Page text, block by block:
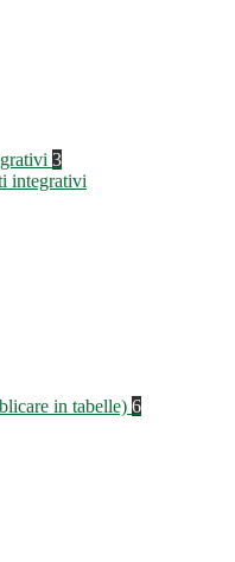
3
integrativi
in tabelle) 6